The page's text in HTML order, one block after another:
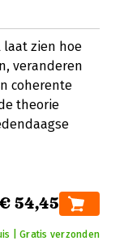
laat zien hoe
veranderen
coherente
theorie
54,45
| Gratis verzonden